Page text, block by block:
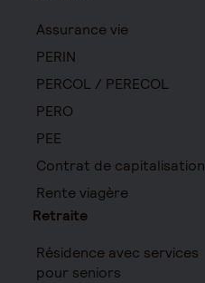
Assurance vie
PERIN
PERCOL / PERECOL
PERO
PEE
Contrat de capitalisation
Rente viagère
Retraite
Résidence avec services
pour seniors